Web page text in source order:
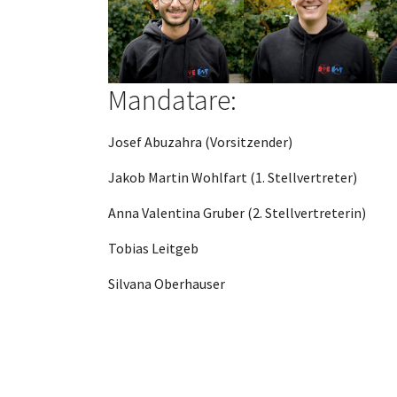
Mandatare:
Josef Abuzahra (Vorsitzender)
Jakob Martin Wohlfart (1. Stellvertreter)
Anna Valentina Gruber (2. Stellvertreterin)
Tobias Leitgeb
Silvana Oberhauser